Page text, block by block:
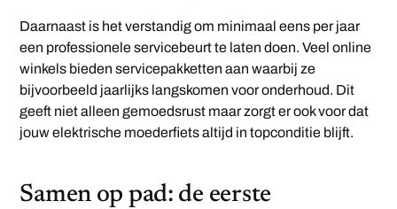
Daarnaast is het verstandig om minimaal eens per jaar
een professionele servicebeurt te laten doen. Veel online
winkels bieden servicepakketten aan waarbij ze
bijvoorbeeld jaarlijks langskomen voor onderhoud. Dit
geeft niet alleen gemoedsrust maar zorgt er ook voor dat
jouw elektrische moederfiets altijd in topconditie blijft.
Samen op pad: de eerste